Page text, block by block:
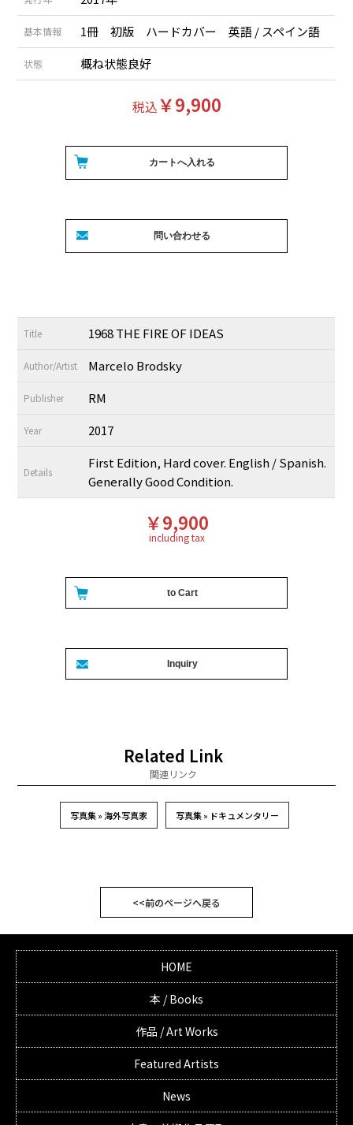
基本情報 1冊 初版 ハードカバー 英語 / スペイン語
状態 概ね状態良好
税込￥9,900
Title 1968 THE FIRE OF IDEAS
Author/Artist Marcelo Brodsky
Publisher RM
Year 2017
Details
First Edition, Hard cover. English / Spanish.
Generally Good Condition.
￥9,900
including tax
Related Link
関連リンク
写真集 » 海外写真家 写真集 » ドキュメンタリー
<<前のページへ戻る
HOME
本 / Books
作品 / Art Works
Featured Artists
News